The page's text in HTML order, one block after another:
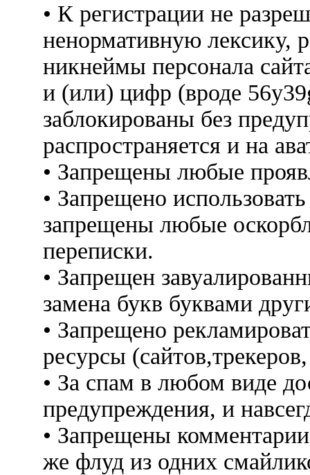
• К регистрации не
ненормативную лексику,
никнеймы персонала
и (или) цифр (вроде
заблокированы без
распространяется и на
• Запрещены любые
• Запрещено
запрещены любые
переписки.
• Запрещен
замена букв буквами
• Запрещено
ресурсы
• За спам в любом виде
предупреждения, и
• Запрещены
же флуд из одних